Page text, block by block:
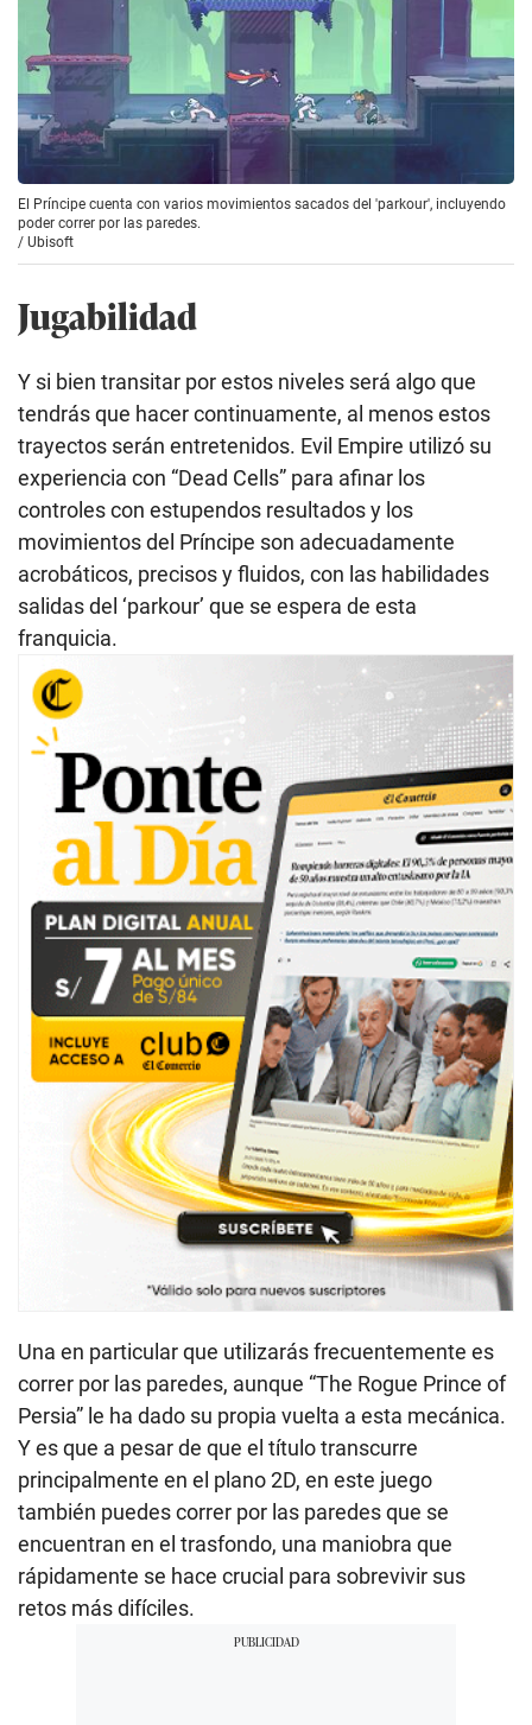
El Príncipe cuenta con varios movimientos sacados del 'parkour', incluyendo
poder correr por las paredes.
/ Ubisoft
Jugabilidad
Y si bien transitar por estos niveles será algo que
tendrás que hacer continuamente, al menos estos
trayectos serán entretenidos. Evil Empire utilizó su
experiencia con “Dead Cells” para afinar los
controles con estupendos resultados y los
movimientos del Príncipe son adecuadamente
acrobáticos, precisos y fluidos, con las habilidades
salidas del ‘parkour’ que se espera de esta
franquicia.
Una en particular que utilizarás frecuentemente es
correr por las paredes, aunque “The Rogue Prince of
Persia” le ha dado su propia vuelta a esta mecánica.
Y es que a pesar de que el título transcurre
principalmente en el plano 2D, en este juego
también puedes correr por las paredes que se
encuentran en el trasfondo, una maniobra que
rápidamente se hace crucial para sobrevivir sus
retos más difíciles.